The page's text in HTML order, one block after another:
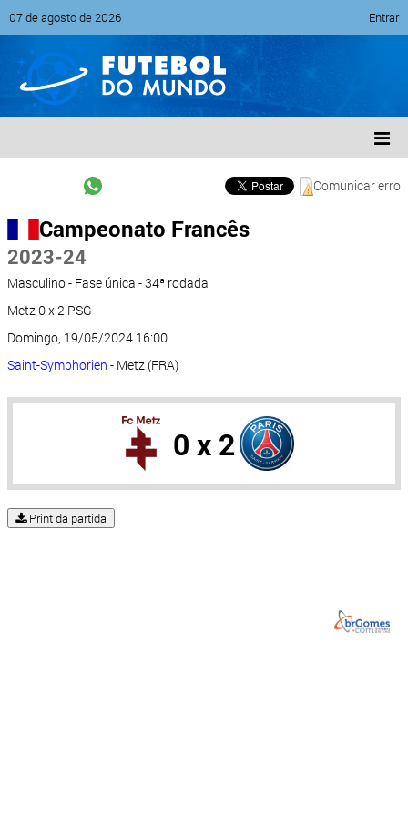
07 de agosto de 2026 Entrar
Comunicar erro
Campeonato Francês
2023-24
Masculino - Fase única - 34ª rodada
Metz 0 x 2 PSG
Domingo, 19/05/2024 16:00
Saint-Symphorien - Metz (FRA)
0 x 2
Print da partida